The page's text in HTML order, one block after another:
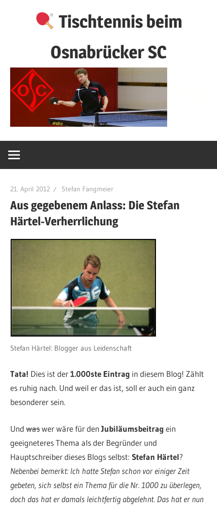
Tischtennis beim
Osnabrücker SC
21. April 2012 Stefan Fangmeier
Aus gegebenem Anlass: Die Stefan
Härtel-Verherrlichung
Stefan Härtel: Blogger aus Leidenschaft
Tata! Dies ist der1.000ste Eintrag in diesem Blog! Zählt
es ruhig nach. Und weil er das ist, soll er auch ein ganz
besonderer sein.
Undwaswer wäre für denJubiläumsbeitrag ein
geeigneteres Thema als der Begründer und
Hauptschreiber dieses Blogs selbst:Stefan Härtel?
Nebenbei bemerkt: Ich hatte Stefan schon vor einiger Zeit
gebeten, sich selbst ein Thema für die Nr. 1000 zu überlegen,
doch das hat er damals leichtfertig abgelehnt. Das hat er nun